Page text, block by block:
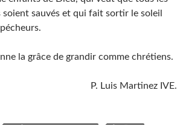
soient sauvés et qui fait sortir le soleil
la grâce de grandir comme chrétiens.
P. Luis Martinez IVE.